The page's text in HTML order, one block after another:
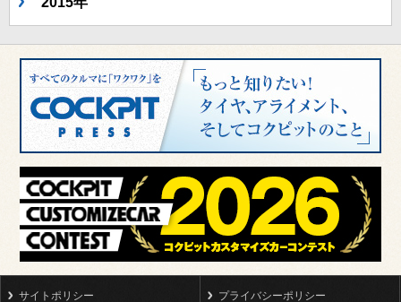
サイトポリシー プライバシーポリシー